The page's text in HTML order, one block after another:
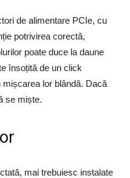
de alimentare PCIe, cu
potrivirea corectă,
poate duce la daune
însoțită de un click
lor blândă. Dacă
se miște.
mai trebuiesc instalate